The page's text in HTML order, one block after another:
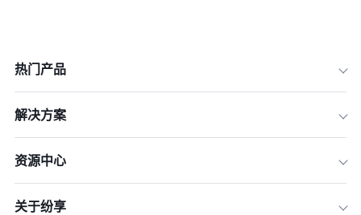
热门产品
解决方案
资源中心
关于纷享